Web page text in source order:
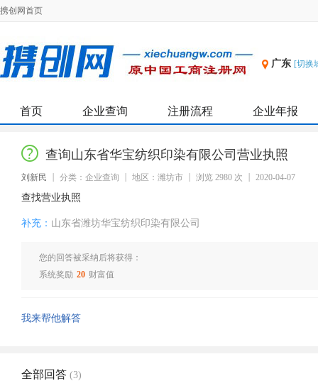
携创网首页
广东 [切换
首页 企业查询 注册流程 企业年报
查询山东省华宝纺织印染有限公司营业执照
刘新民 分类：企业查询 地区：潍坊市 浏览 2980 次 2020-04-07
查找营业执照
补充： 山东省潍坊华宝纺织印染有限公司
您的回答被采纳后将获得：
系统奖励 20 财富值
我来帮他解答
全部回答 (3)